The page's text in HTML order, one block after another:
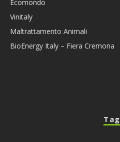
Ecomondo
Vinitaly
Maltrattamento Animali
BioEnergy Italy – Fiera Cremona
Tag